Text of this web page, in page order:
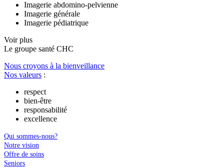
Imagerie abdomino-pelvienne
Imagerie générale
Imagerie pédiatrique
Voir plus
Le groupe santé CHC
Nous croyons à la bienveillance
Nos valeurs :
respect
bien-être
responsabilité
excellence
Qui sommes-nous?
Notre vision
Offre de soins
Seniors